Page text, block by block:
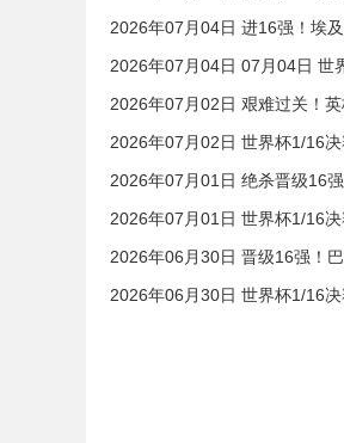
2026年07月04日 进16强！埃
2026年07月04日 07月04日 世
2026年07月02日 艰难过关！
2026年07月02日 世界杯1/16
2026年07月01日 绝杀晋级16
2026年07月01日 世界杯1/16
2026年06月30日 晋级16强！
2026年06月30日 世界杯1/16